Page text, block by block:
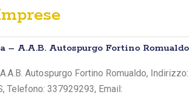
– A.A.B. Autospurgo Fortino Romualdo
Autospurgo Fortino Romualdo,
Telefono: 337929293, Email: